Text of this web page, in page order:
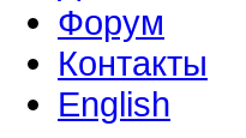
Форум
Контакты
English